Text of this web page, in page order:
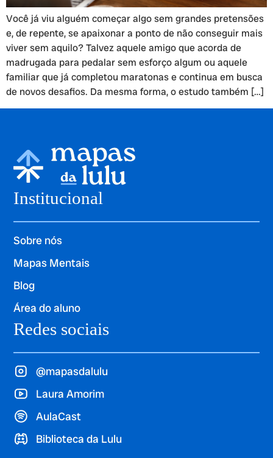
Você já viu alguém começar algo sem grandes pretensões
e, de repente, se apaixonar a ponto de não conseguir mais
viver sem aquilo? Talvez aquele amigo que acorda de
madrugada para pedalar sem esforço algum ou aquele
familiar que já completou maratonas e continua em busca
de novos desafios. Da mesma forma, o estudo também […]
Institucional
Sobre nós
Mapas Mentais
Blog
Área do aluno
Redes sociais
@mapasdalulu
Laura Amorim
AulaCast
Biblioteca da Lulu